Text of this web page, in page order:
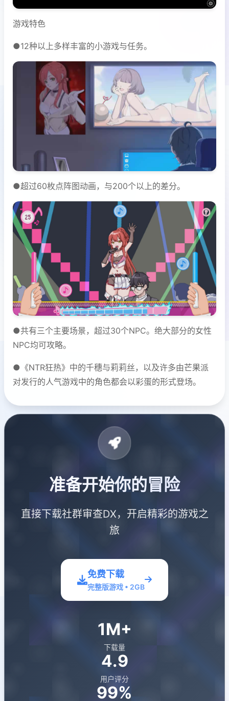
游戏特色
●12种以上多样丰富的小游戏与任务。
●超过60枚点阵图动画，与200个以上的差分。
●共有三个主要场景，超过30个NPC。绝大部分的女性
NPC均可攻略。
●《NTR狂热》中的千穗与莉莉丝，以及许多由芒果派
对发行的人气游戏中的角色都会以彩蛋的形式登场。
准备开始你的冒险
直接下载社群审查DX，开启精彩的游戏之
旅
免费下载
完整版游戏 • 2GB
1M+
下载量
4.9
用户评分
99%